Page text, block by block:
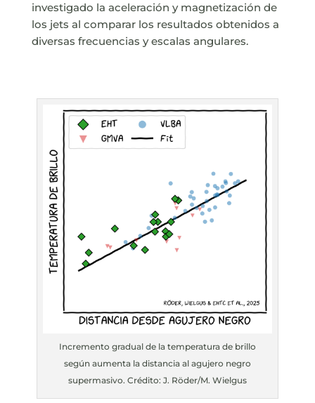
investigado la aceleración y magnetización de
los jets al comparar los resultados obtenidos a
diversas frecuencias y escalas angulares.
Incremento gradual de la temperatura de brillo
según aumenta la distancia al agujero negro
supermasivo. Crédito: J. Röder/M. Wielgus